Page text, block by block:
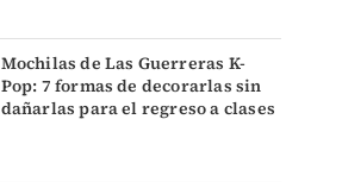
Mochilas de Las Guerreras K-
Pop: 7 formas de decorarlas sin
dañarlas para el regreso a clases